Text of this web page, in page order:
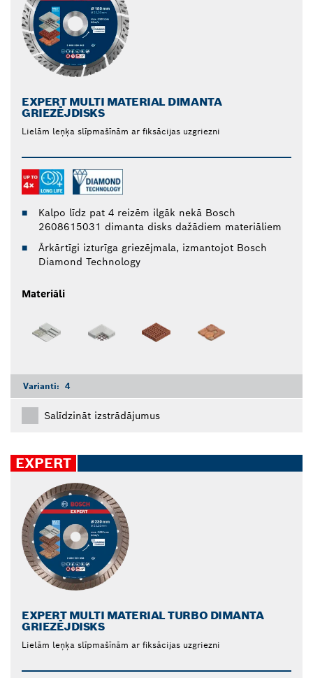
EXPERT MULTI MATERIAL DIMANTA
GRIEZĒJDISKS
Lielām leņķa slīpmašīnām ar fiksācijas uzgriezni
Kalpo līdz pat 4 reizēm ilgāk nekā Bosch
2608615031 dimanta disks dažādiem materiāliem
Ārkārtīgi izturīga griezējmala, izmantojot Bosch
Diamond Technology
Materiāli
Varianti: 4
Salīdzināt izstrādājumus
EXPERT
EXPERT MULTI MATERIAL TURBO DIMANTA
GRIEZĒJDISKS
Lielām leņķa slīpmašīnām ar fiksācijas uzgriezni